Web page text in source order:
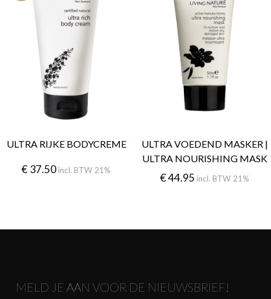
ULTRA RIJKE BODYCREME
€37.50 incl. BTW 21%
ULTRA VOEDEND MASKER |
ULTRA NOURISHING MASK
€44.95 incl. BTW 21%
MELD JE AAN VOOR DE NIEUWSBRIEF!